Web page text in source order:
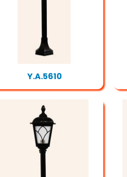
Y.A.5610